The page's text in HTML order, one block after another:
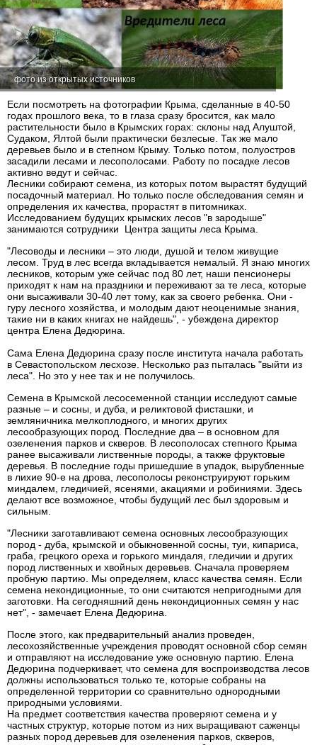
фото из открытых источников
Если посмотреть на фотографии Крыма, сделанные в 40-50
годах прошлого века, то в глаза сразу бросится, как мало
растительности было в Крымских горах: склоны над Алуштой,
Судаком, Ялтой были практически безлесые. Так же мало
деревьев было и в степном Крыму. Только потом, полуостров
засадили лесами и лесополосами. Работу по посадке лесов
активно ведут и сейчас.
Лесники собирают семена, из которых потом вырастят будущий
посадочный материал. Но только после обследования семян и
определения их качества, прорастят в питомниках.
Исследованием будущих крымских лесов "в зародыше"
занимаются сотрудники Центра защиты леса Крыма.
"Лесоводы и лесники – это люди, душой и телом живущие
лесом. Труд в лес всегда вкладывается немалый. Я знаю многих
лесников, которым уже сейчас под 80 лет, наши пенсионеры
приходят к нам на праздники и переживают за те леса, которые
они высаживали 30-40 лет тому, как за своего ребенка. Они -
гуру лесного хозяйства, и молодым дают неоценимые знания,
такие ни в каких книгах не найдешь", - убеждена директор
центра Елена Дедюрина.
Сама Елена Дедюрина сразу после института начала работать
в Севастопольском лесхозе. Несколько раз пыталась "выйти из
леса". Но это у нее так и не получилось.
Семена в Крымской лесосеменной станции исследуют самые
разные – и сосны, и дуба, и реликтовой фисташки, и
земляничника мелкоплодного, и многих других
лесообразующих пород. Последние два – в основном для
озеленения парков и скверов. В лесополосах степного Крыма
ранее высаживали лиственные породы, а также фруктовые
деревья. В последние годы пришедшие в упадок, вырубленные
в лихие 90-е на дрова, лесополосы реконструируют горьким
миндалем, гледичией, ясенями, акациями и робиниями. Здесь
делают все возможное, чтобы будущий лес был здоровым и
сильным.
"Лесники заготавливают семена основных лесообразующих
пород - дуба, крымской и обыкновенной сосны, туи, кипариса,
граба, грецкого ореха и горького миндаля, гледичии и других
пород лиственных и хвойных деревьев. Сначала проверяем
пробную партию. Мы определяем, класс качества семян. Если
семена некондиционные, то они считаются непригодными для
заготовки. На сегодняшний день некондиционных семян у нас
нет", - замечает Елена Дедюрина.
После этого, как предварительный анализ проведен,
лесохозяйственные учреждения проводят основной сбор семян
и отправляют на исследование уже основную партию. Елена
Дедюрина подчеркивает, что семена для воспроизводства лесов
должны использоваться только те, которые собраны на
определенной территории со сравнительно однородными
природными условиями.
На предмет соответствия качества проверяют семена и у
частных структур, которые потом из них выращивают саженцы
разных пород деревьев для озеленения парков, скверов,